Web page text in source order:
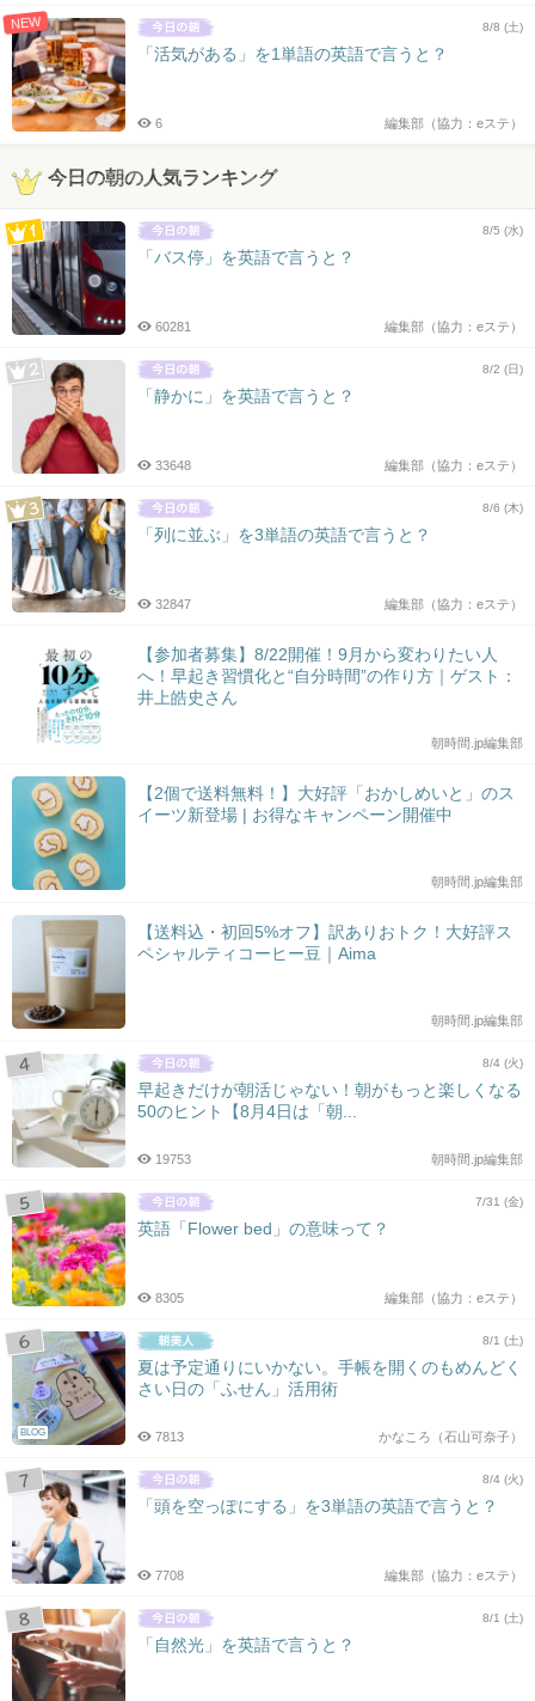
NEW 8/8 (土)
「活気がある」を1単語の英語で言うと？
編集部（協力：eステ）
6
今日の朝の人気ランキング
8/5 (水)
「バス停」を英語で言うと？
編集部（協力：eステ）
60281
8/2 (日)
「静かに」を英語で言うと？
編集部（協力：eステ）
33648
8/6 (木)
「列に並ぶ」を3単語の英語で言うと？
編集部（協力：eステ）
32847
【参加者募集】8/22開催！9月から変わりたい人
へ！早起き習慣化と“自分時間”の作り方｜ゲスト：
井上皓史さん
朝時間.jp編集部
【2個で送料無料！】大好評「おかしめいと」のス
イーツ新登場 | お得なキャンペーン開催中
朝時間.jp編集部
【送料込・初回5%オフ】訳ありおトク！大好評ス
ペシャルティコーヒー豆｜Aima
朝時間.jp編集部
8/4 (火)
早起きだけが朝活じゃない！朝がもっと楽しくなる
50のヒント【8月4日は「朝...
朝時間.jp編集部
19753
7/31 (金)
英語「Flower bed」の意味って？
編集部（協力：eステ）
8305
BLOG
8/1 (土)
夏は予定通りにいかない。手帳を開くのもめんどく
さい日の「ふせん」活用術
かなころ（石山可奈子）
7813
8/4 (火)
「頭を空っぽにする」を3単語の英語で言うと？
編集部（協力：eステ）
7708
8/1 (土)
「自然光」を英語で言うと？